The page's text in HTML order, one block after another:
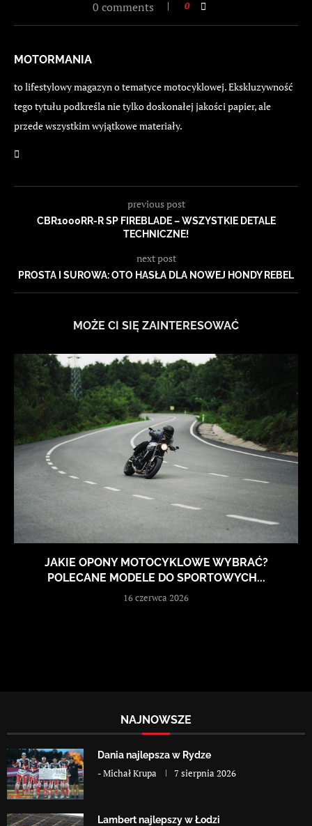
0 comments 0
MOTORMANIA
to lifestylowy magazyn o tematyce motocyklowej. Ekskluzywność
tego tytułu podkreśla nie tylko doskonałej jakości papier, ale
przede wszystkim wyjątkowe materiały.
previous post
CBR1000RR-R SP FIREBLADE – WSZYSTKIE DETALE
TECHNICZNE!
next post
PROSTA I SUROWA: OTO HASŁA DLA NOWEJ HONDY REBEL
MOŻE CI SIĘ ZAINTERESOWAĆ
JAKIE OPONY MOTOCYKLOWE WYBRAĆ?
POLECANE MODELE DO SPORTOWYCH...
16 czerwca 2026
NAJNOWSZE
Dania najlepsza w Rydze
-Michał Krupa 7 sierpnia 2026
Lambert najlepszy w Łodzi